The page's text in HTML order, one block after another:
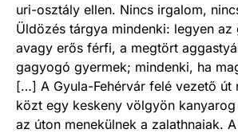
uri-osztály ellen. Nincs irgalom,
Üldözés tárgya mindenki: legyen az
avagy erős férfi, a megtört
gagyogó gyermek; mindenki, ha
[…] A Gyula-Fehérvár felé vezető út
közt egy keskeny völgyön
az úton menekülnek a zalathnaiak.